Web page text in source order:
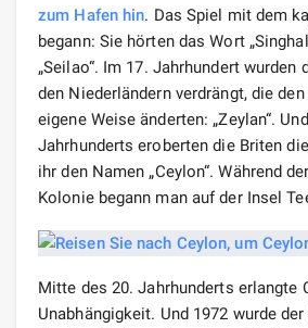
zum Hafen hin. Das Spiel mit dem
begann: Sie hörten das Wort
„Seilao“. Im 17. Jahrhundert wurden
den Niederländern verdrängt, die
eigene Weise änderten: „Zeylan“.
Jahrhunderts eroberten die Briten
ihr den Namen „Ceylon“. Während
Kolonie begann man auf der Insel
Mitte des 20. Jahrhunderts erlangte
Unabhängigkeit. Und 1972 wurde